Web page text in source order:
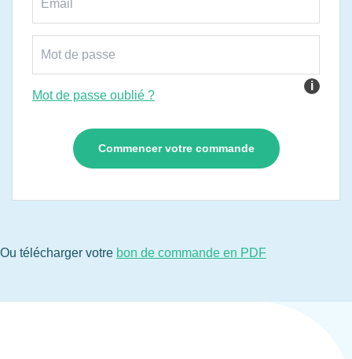
i
Mot de passe oublié ?
Ou télécharger votre bon de commande en PDF